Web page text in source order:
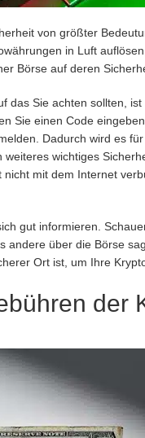
von größter
in Luft
Börse auf deren
das Sie achten sollten,
Sie einen Code
Dadurch wird es
wichtiges
mit dem Internet
gut informieren.
andere über die Börse
Ort ist, um Ihre
der